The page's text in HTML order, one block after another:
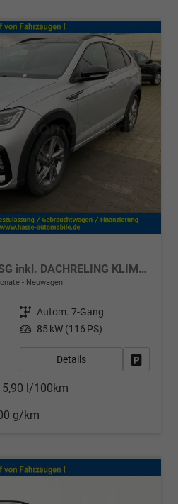
LIFE 1.0 TSI 115PS DSG inkl. DACHRELING KLIMA RADIO COMPOSITION COLOUR/BT/DAB/APP CONNECT/USB VO+HI DIG. COCKPIT MUFU-LEDERLENKRAD PS VO/HI LED-SCHEINW. MITTELARML. VO RESERVE 16"ALU
Neuwagen
Getriebe Autom. 7-Gang
Leistung 85 kW (116 PS)
Details
5,90 l/100km
g/km